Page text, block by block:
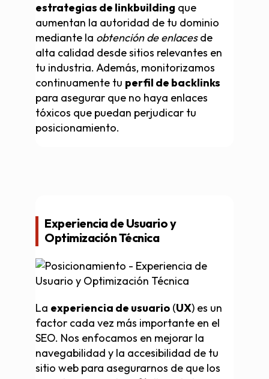
estrategias de linkbuilding que
aumentan la autoridad de tu dominio
mediante la obtención de enlacesde
alta calidad desde sitios relevantes en
tu industria. Además, monitorizamos
continuamente tu perfil de backlinks
para asegurar que no haya enlaces
tóxicos que puedan perjudicar tu
posicionamiento.
Experiencia de Usuario y
Optimización Técnica
La experiencia de usuario (UX) es un
factor cada vez más importante en el
SEO. Nos enfocamos en mejorar la
navegabilidad y la accesibilidad de tu
sitio web para asegurarnos de que los